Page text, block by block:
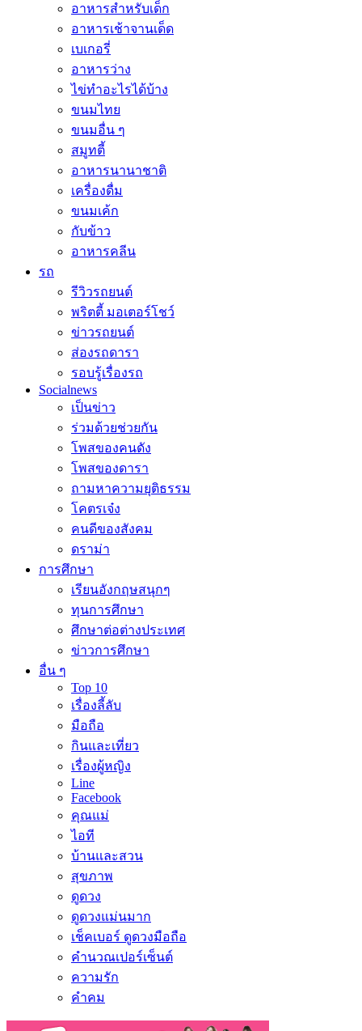
อาหารสำหรับเด็ก
อาหารเช้าจานเด็ด
เบเกอรี่
อาหารว่าง
ไข่ทำอะไรได้บ้าง
ขนมไทย
ขนมอื่น ๆ
สมูทตี้
อาหารนานาชาติ
เครื่องดื่ม
ขนมเค้ก
กับข้าว
อาหารคลีน
รถ
รีวิวรถยนต์
พริตตี้ มอเตอร์โชว์
ข่าวรถยนต์
ส่องรถดารา
รอบรู้เรื่องรถ
Socialnews
เป็นข่าว
ร่วมด้วยช่วยกัน
โพสของคนดัง
โพสของดารา
ถามหาความยุติธรรม
โคตรเจ๋ง
คนดีของสังคม
ดราม่า
การศึกษา
เรียนอังกฤษสนุกๆ
ทุนการศึกษา
ศึกษาต่อต่างประเทศ
ข่าวการศึกษา
อื่น ๆ
Top 10
เรื่องลี้ลับ
มือถือ
กินและเที่ยว
เรื่องผู้หญิง
Line
Facebook
คุณแม่
ไอที
บ้านและสวน
สุขภาพ
ดูดวง
ดูดวงแม่นมาก
เช็คเบอร์ ดูดวงมือถือ
คำนวณเปอร์เซ็นต์
ความรัก
คำคม